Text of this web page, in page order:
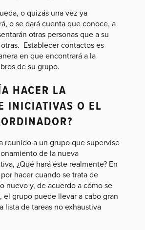
o quizás una vez ya
o se dará cuenta que conoce, a
otras personas que a su
Establecer contactos es
en que encontrará a la
de su grupo.
HACER LA
INICIATIVAS O EL
reunido a un grupo que supervise
de la nueva
¿Qué hará éste realmente? En
hacer cuando se trata de
nuevo y, de acuerdo a cómo se
el grupo puede llevar a cabo gran
lista de tareas no exhaustiva